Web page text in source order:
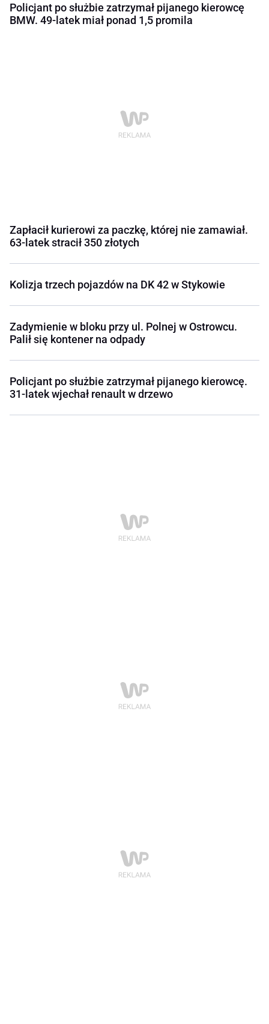
Policjant po służbie zatrzymał pijanego kierowcę
BMW. 49-latek miał ponad 1,5 promila
Zapłacił kurierowi za paczkę, której nie zamawiał.
63-latek stracił 350 złotych
Kolizja trzech pojazdów na DK 42 w Stykowie
Zadymienie w bloku przy ul. Polnej w Ostrowcu.
Palił się kontener na odpady
Policjant po służbie zatrzymał pijanego kierowcę.
31-latek wjechał renault w drzewo